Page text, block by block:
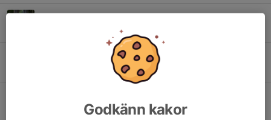
Anmälan till Vretaloppet 6/9 är öppen
2 jul, 16:52 0
Godkänn kakor